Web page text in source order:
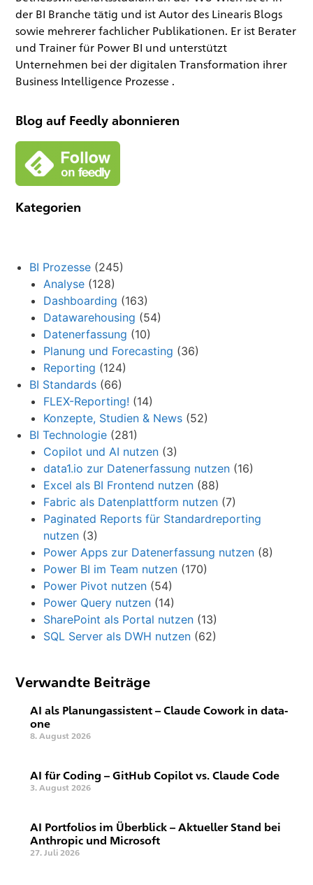
der BI Branche tätig und ist Autor des Linearis Blogs
sowie mehrerer fachlicher Publikationen. Er ist Berater
und Trainer für Power BI und unterstützt
Unternehmen bei der digitalen Transformation ihrer
Business Intelligence Prozesse .
Blog auf Feedly abonnieren
Kategorien
BI Prozesse (245)
Analyse (128)
Dashboarding (163)
Datawarehousing (54)
Datenerfassung (10)
Planung und Forecasting (36)
Reporting (124)
BI Standards (66)
FLEX-Reporting! (14)
Konzepte, Studien & News (52)
BI Technologie (281)
Copilot und AI nutzen (3)
data1.io zur Datenerfassung nutzen (16)
Excel als BI Frontend nutzen (88)
Fabric als Datenplattform nutzen (7)
Paginated Reports für Standardreporting
nutzen (3)
Power Apps zur Datenerfassung nutzen (8)
Power BI im Team nutzen (170)
Power Pivot nutzen (54)
Power Query nutzen (14)
SharePoint als Portal nutzen (13)
SQL Server als DWH nutzen (62)
Verwandte Beiträge
AI als Planungassistent – Claude Cowork in data-
one
8. August 2026
AI für Coding – GitHub Copilot vs. Claude Code
3. August 2026
AI Portfolios im Überblick – Aktueller Stand bei
Anthropic und Microsoft
27. Juli 2026